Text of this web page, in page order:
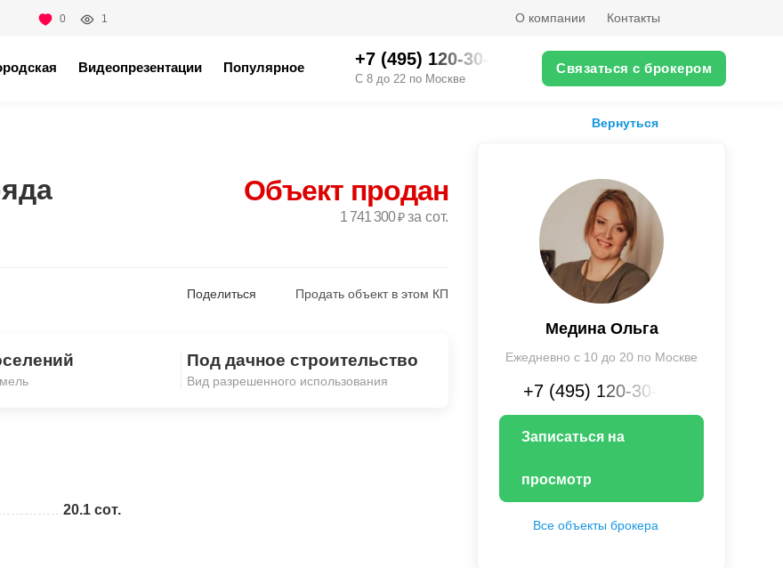
0 1 О компании Контакты
Видеопрезентации Популярное +7 (495) 120-30-XX
С 8 до 22 по Москве
Связаться с брокером
Вернуться
Объект продан
1 741 300₽ за сот.
Поделиться
Скопировать ссылку
Продать объект в этом КП
Под дачное строительство
Вид разрешенного использования
20.1 сот.
Медина Ольга
Ежедневно с 10 до 20 по Москве
+7 (495) 120-30-XX
Записаться на
просмотр
Все объекты брокера